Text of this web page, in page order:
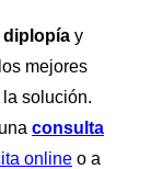
diplopía y
mejores
solución.
consulta
online o a